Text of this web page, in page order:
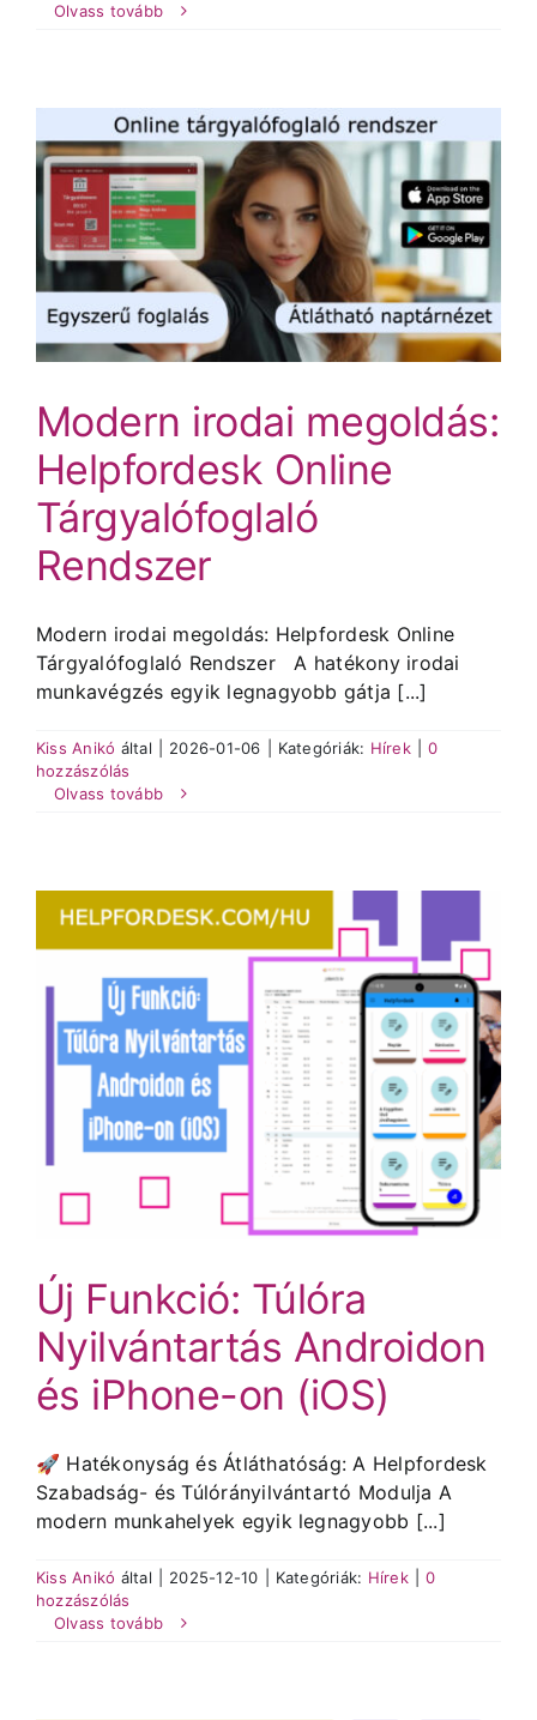
Olvass tovább
Modern irodai megoldás:
Helpfordesk Online
Tárgyalófoglaló
Rendszer
Modern irodai megoldás: Helpfordesk Online
Tárgyalófoglaló Rendszer A hatékony irodai
munkavégzés egyik legnagyobb gátja [...]
Kiss Anikó által 2026-01-06 Kategóriák: Hírek
0
hozzászólás
Olvass tovább
Új Funkció: Túlóra
Nyilvántartás Androidon
és iPhone-on (iOS)
🚀 Hatékonyság és Átláthatóság: A Helpfordesk
Szabadság- és Túlórányilvántartó Modulja A
modern munkahelyek egyik legnagyobb [...]
Kiss Anikó által 2025-12-10 Kategóriák: Hírek
0
hozzászólás
Olvass tovább